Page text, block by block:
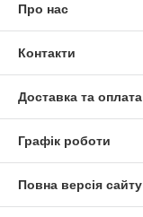
Про нас
Контакти
Доставка та оплата
Графік роботи
Повна версія сайту